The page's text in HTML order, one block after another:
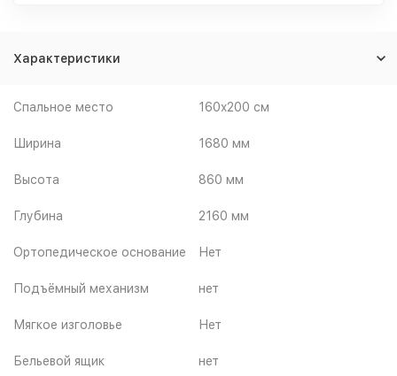
Характеристики
Спальное место 160x200 см
Ширина 1680 мм
Высота 860 мм
Глубина 2160 мм
Ортопедическое основание Нет
Подъёмный механизм нет
Мягкое изголовье Нет
Бельевой ящик нет